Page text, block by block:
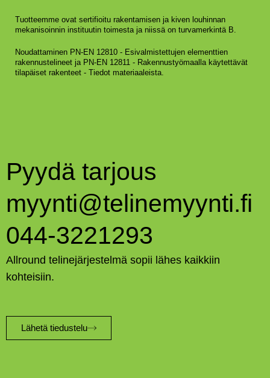
Tuotteemme ovat sertifioitu rakentamisen ja kiven louhinnan
mekanisoinnin instituutin toimesta ja niissä on turvamerkintä B.
Noudattaminen PN-EN 12810 - Esivalmistettujen elementtien
rakennustelineet ja PN-EN 12811 - Rakennustyömaalla käytettävät
tilapäiset rakenteet - Tiedot materiaaleista.
Pyydä tarjous
myynti@telinemyynti.fi
044-3221293
Allround telinejärjestelmä sopii lähes kaikkiin
kohteisiin.
Lähetä tiedustelu